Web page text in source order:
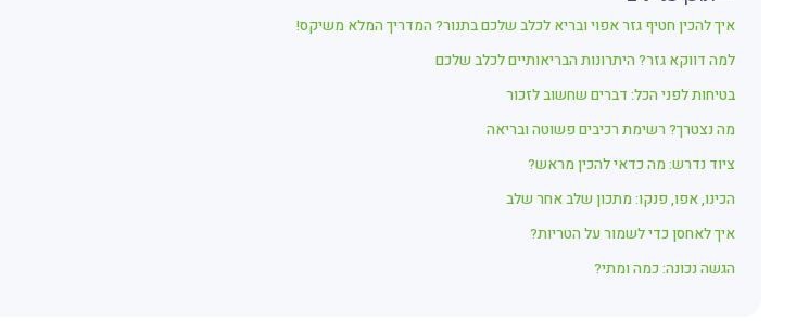
איך להכין חטיף גזר אפוי ובריא לכלב שלכם בתנור? המדריך המלא משיקס!
למה דווקא גזר? היתרונות הבריאותיים לכלב שלכם
בטיחות לפני הכל: דברים שחשוב לזכור
מה נצטרך? רשימת רכיבים פשוטה ובריאה
ציוד נדרש: מה כדאי להכין מראש?
הכינו, אפו, פנקו: מתכון שלב אחר שלב
איך לאחסן כדי לשמור על הטריות?
הגשה נכונה: כמה ומתי?